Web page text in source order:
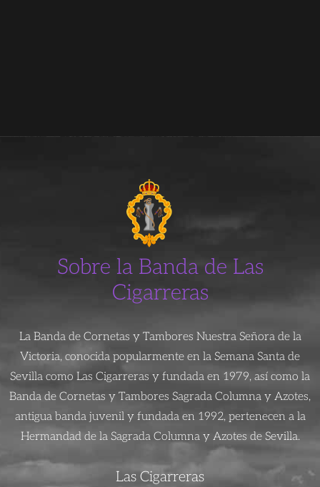
Sobre la Banda de Las
Cigarreras
La Banda de Cornetas y Tambores Nuestra Señora de la
Victoria, conocida popularmente en la Semana Santa de
Sevilla como Las Cigarreras y fundada en 1979, así como la
Banda de Cornetas y Tambores Sagrada Columna y Azotes,
antigua banda juvenil y fundada en 1992, pertenecen a la
Hermandad de la Sagrada Columna y Azotes de Sevilla.
Las Cigarreras